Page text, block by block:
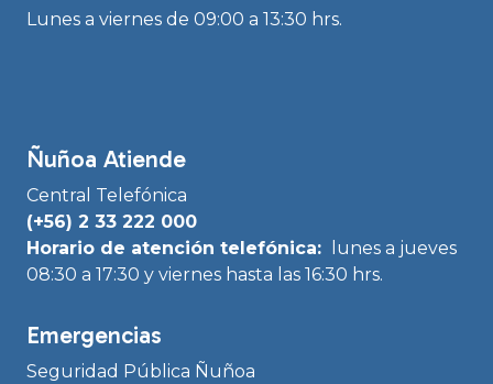
Lunes a viernes de 09:00 a 13:30 hrs.
Ñuñoa Atiende
Central Telefónica
(+56) 2 33 222 000
Horario de atención telefónica:
lunes a jueves
08:30 a 17:30 y viernes hasta las 16:30 hrs.
Emergencias
Seguridad Pública Ñuñoa